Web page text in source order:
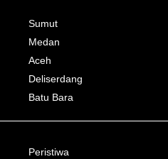
Sumut
Medan
Aceh
Deliserdang
Batu Bara
Peristiwa